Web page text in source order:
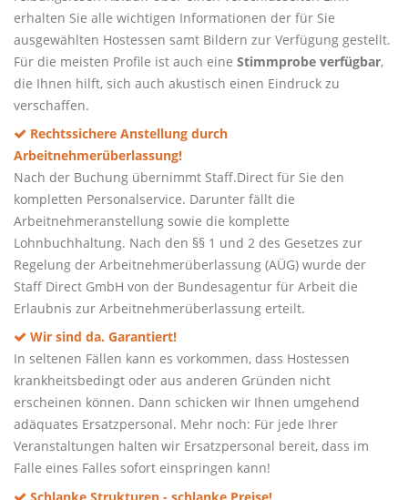
erhalten Sie alle wichtigen Informationen der für Sie
ausgewählten Hostessen samt Bildern zur Verfügung gestellt.
Für die meisten Profile ist auch eine Stimmprobe verfügbar,
die Ihnen hilft, sich auch akustisch einen Eindruck zu
verschaffen.
Rechtssichere Anstellung durch
Arbeitnehmerüberlassung!
Nach der Buchung übernimmt Staff.Direct für Sie den
kompletten Personalservice. Darunter fällt die
Arbeitnehmeranstellung sowie die komplette
Lohnbuchhaltung. Nach den §§ 1 und 2 des Gesetzes zur
Regelung der Arbeitnehmerüberlassung (AÜG) wurde der
Staff Direct GmbH von der Bundesagentur für Arbeit die
Erlaubnis zur Arbeitnehmerüberlassung erteilt.
Wir sind da. Garantiert!
In seltenen Fällen kann es vorkommen, dass Hostessen
krankheitsbedingt oder aus anderen Gründen nicht
erscheinen können. Dann schicken wir Ihnen umgehend
adäquates Ersatzpersonal. Mehr noch: Für jede Ihrer
Veranstaltungen halten wir Ersatzpersonal bereit, dass im
Falle eines Falles sofort einspringen kann!
Schlanke Strukturen - schlanke Preise!